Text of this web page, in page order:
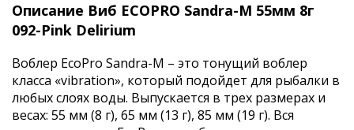
Описание Виб ECOPRO Sandra-M 55мм 8г
092-Pink Delirium
Воблер EcoPro Sandra-M – это тонущий воблер
класса «vibration», который подойдет для рыбалки в
любых слоях воды. Выпускается в трех размерах и
весах: 55 мм (8 г), 65 мм (13 г), 85 мм (19 г). Вся